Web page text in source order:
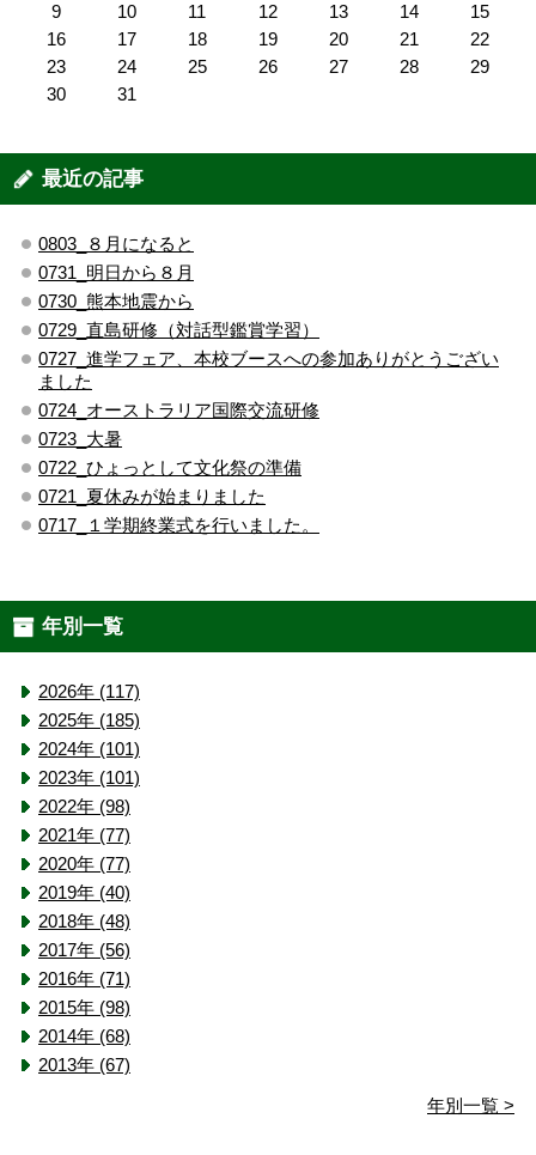
9
10 11 12 13 14
15
16
17 18 19 20 21
22
23
24 25 26 27 28
29
30
31
最近の記事
0803_８月になると
0731_明日から８月
0730_熊本地震から
0729_直島研修（対話型鑑賞学習）
0727_進学フェア、本校ブースへの参加ありがとうござい
ました
0724_オーストラリア国際交流研修
0723_大暑
0722_ひょっとして文化祭の準備
0721_夏休みが始まりました
0717_１学期終業式を行いました。
年別一覧
2026年 (117)
2025年 (185)
2024年 (101)
2023年 (101)
2022年 (98)
2021年 (77)
2020年 (77)
2019年 (40)
2018年 (48)
2017年 (56)
2016年 (71)
2015年 (98)
2014年 (68)
2013年 (67)
年別一覧 >